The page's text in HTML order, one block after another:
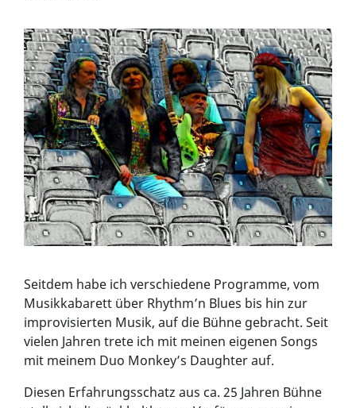
Seitdem habe ich verschiedene Programme, vom
Musikkabarett über Rhythm’n Blues bis hin zur
improvisierten Musik, auf die Bühne gebracht. Seit
vielen Jahren trete ich mit meinen eigenen Songs
mit meinem Duo Monkey’s Daughter auf.
Diesen Erfahrungsschatz aus ca. 25 Jahren Bühne